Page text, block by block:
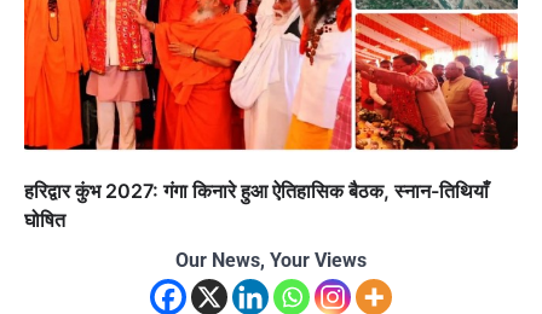
हरिद्वार कुंभ 2027: गंगा किनारे हुआ ऐतिहासिक बैठक, स्नान-तिथियाँ
घोषित
Our News, Your Views